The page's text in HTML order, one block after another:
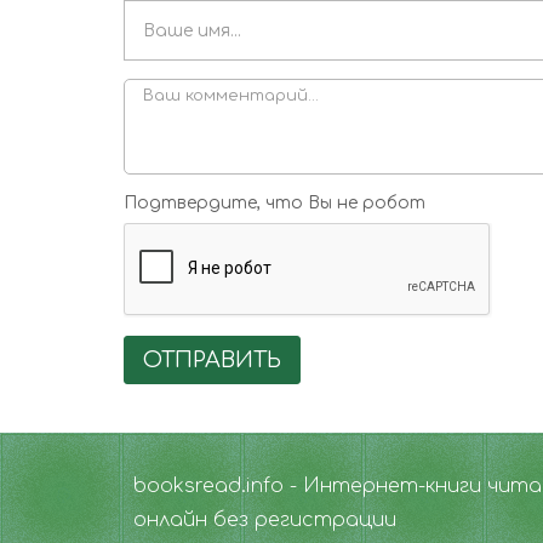
Подтвердите, что Вы не робот
ОТПРАВИТЬ
booksread.info - Интернет-книги
онлайн без регистрации